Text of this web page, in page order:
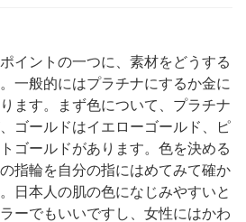
イントの一つに、素材をどうする
一般的にはプラチナにするか金に
ます。まず色について、プラチナ
ゴールドはイエローゴールド、ピ
ゴールドがあります。色を決める
指輪を自分の指にはめてみて確か
日本人の肌の色になじみやすいと
ーでもいいですし、女性にはかわ